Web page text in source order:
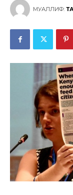
МУАЛЛИФ: